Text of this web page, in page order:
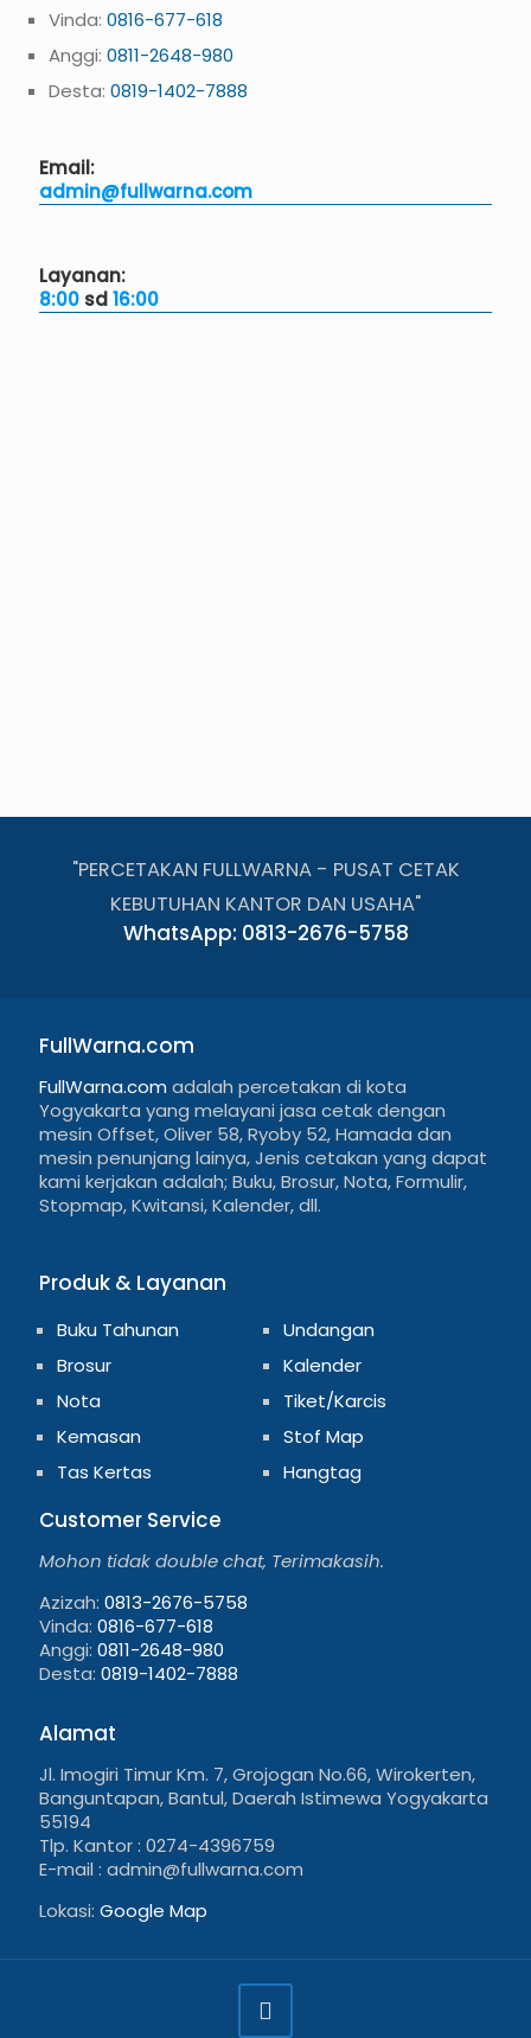
Vinda: 0816-677-618
Anggi: 0811-2648-980
Desta: 0819-1402-7888
Email:
admin@fullwarna.com
Layanan:
8:00 sd16:00
"PERCETAKAN FULLWARNA - PUSAT CETAK
KEBUTUHAN KANTOR DAN USAHA"
WhatsApp: 0813-2676-5758
FullWarna.com
FullWarna.com adalah percetakan di kota
Yogyakarta yang melayani jasa cetak dengan
mesin Offset, Oliver 58, Ryoby 52, Hamada dan
mesin penunjang lainya, Jenis cetakan yang dapat
kami kerjakan adalah; Buku, Brosur, Nota, Formulir,
Stopmap, Kwitansi, Kalender, dll.
Produk & Layanan
Buku Tahunan
Brosur
Nota
Kemasan
Tas Kertas
Undangan
Kalender
Tiket/Karcis
Stof Map
Hangtag
Customer Service
Mohon tidak double chat, Terimakasih.
Azizah: 0813-2676-5758
Vinda: 0816-677-618
Anggi: 0811-2648-980
Desta: 0819-1402-7888
Alamat
Jl. Imogiri Timur Km. 7, Grojogan No.66, Wirokerten,
Banguntapan, Bantul, Daerah Istimewa Yogyakarta
55194
Tlp. Kantor : 0274-4396759
E-mail : admin@fullwarna.com
Lokasi: Google Map